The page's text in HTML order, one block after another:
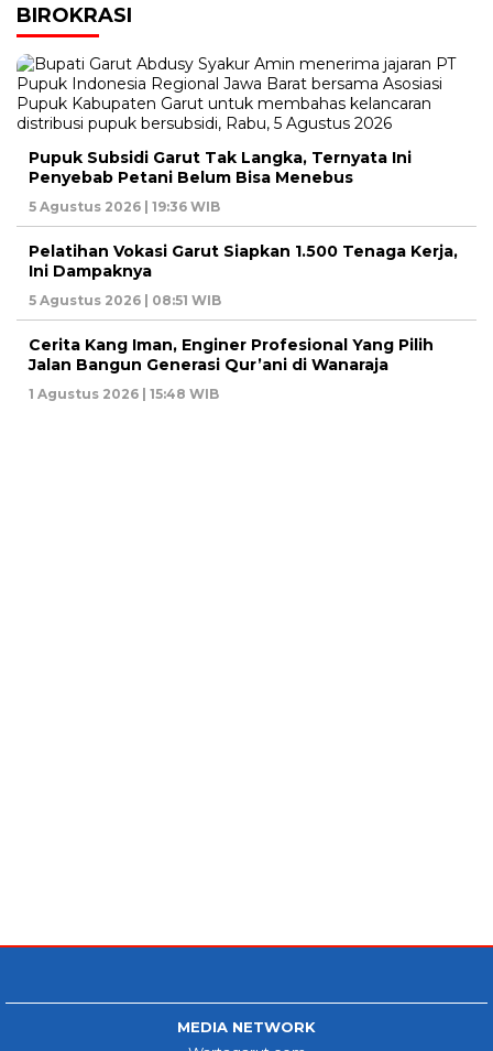
BIROKRASI
Pupuk Subsidi Garut Tak Langka, Ternyata Ini
Penyebab Petani Belum Bisa Menebus
5 Agustus 2026 | 19:36 WIB
Pelatihan Vokasi Garut Siapkan 1.500 Tenaga Kerja,
Ini Dampaknya
5 Agustus 2026 | 08:51 WIB
Cerita Kang Iman, Enginer Profesional Yang Pilih
Jalan Bangun Generasi Qur’ani di Wanaraja
1 Agustus 2026 | 15:48 WIB
MEDIA NETWORK